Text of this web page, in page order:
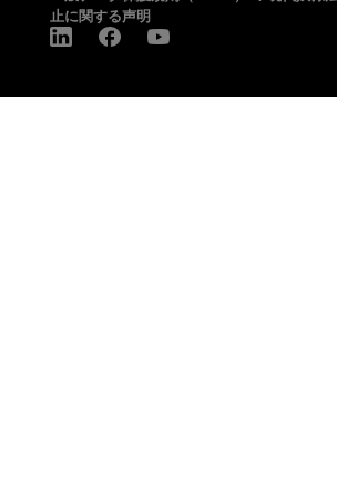
止に関する声明